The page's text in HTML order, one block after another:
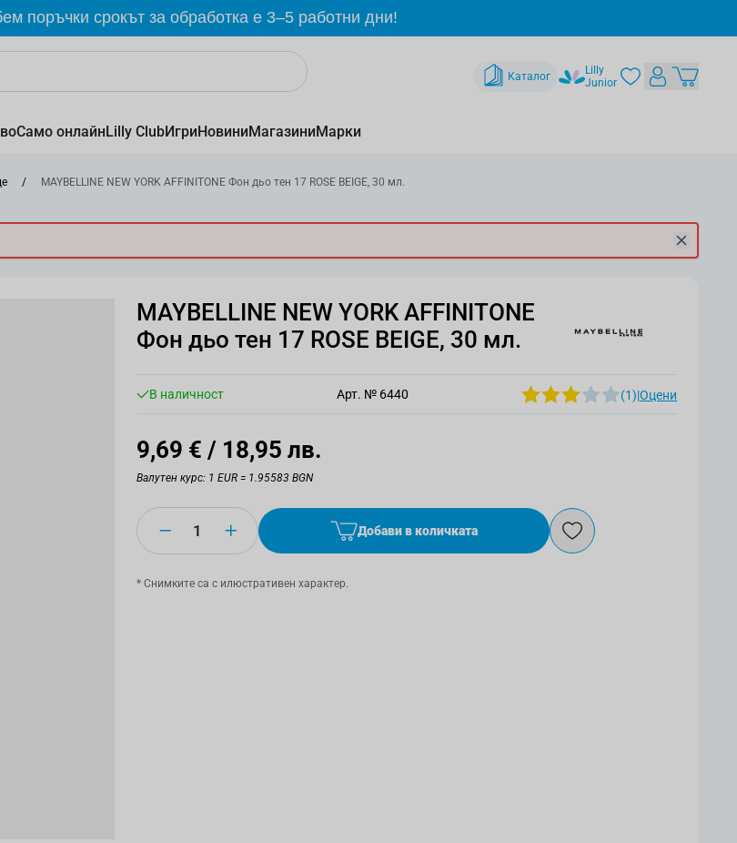
поръчки срокът за обработка е 3–5 работни дни!
Каталог
Lilly
Junior
Само онлайнLilly ClubИгриНовиниМагазиниМарки
/ MAYBELLINE NEW YORK AFFINITONE Фон дьо тен 17 ROSE BEIGE, 30 мл.
MAYBELLINE NEW YORK AFFINITONE
Фон дьо тен 17 ROSE BEIGE, 30 мл.
В наличност Арт. № 6440 (1)|Оцени
9,69 € / 18,95 лв.
Валутен курс: 1 EUR = 1.95583 BGN
Количество Добави в количката
* Снимките са с илюстративен характер.